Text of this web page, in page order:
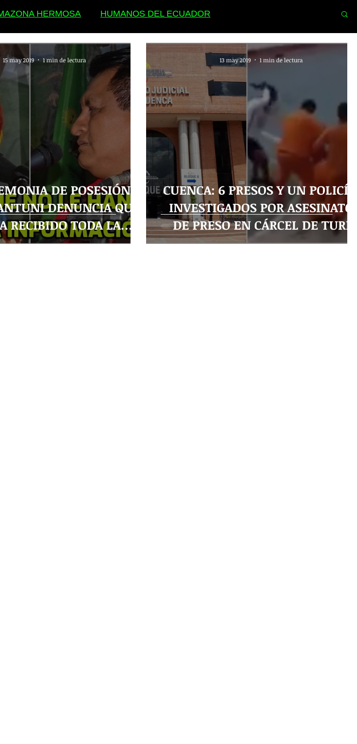
HERMOSA HUMANOS DEL ECUADOR
DE POSESIÓN,
DENUNCIA QUE
RECIBIDO TODA LA
DE JEFES DEP
15 may 2019 1 min de lectura
CUENCA: 6 PRESOS Y UN POLICÍA,
INVESTIGADOS POR ASESINATO
DE PRESO EN CÁRCEL DE TURI
13 may 2019 1 min de lectura